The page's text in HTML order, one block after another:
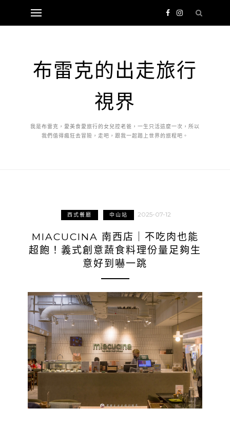
布雷克的出走旅行
視界
我是布雷克，愛美食愛旅行的女兒控老爸，一生只活這麼一次，所以
我們值得瘋狂去冒險，走吧，跟我一起踏上世界的旅程吧。
西式餐廳 中山站 2025-07-12
MIACUCINA 南西店｜不吃肉也能
超飽！義式創意蔬食料理份量足夠生
意好到嚇一跳